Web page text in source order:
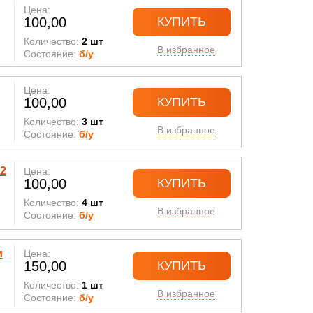
Цена:
100,00
Количество: 2 шт
Состояние: б/у
КУПИТЬ
В избранное
Цена:
100,00
Количество: 3 шт
Состояние: б/у
КУПИТЬ
В избранное
Цена:
100,00
Количество: 4 шт
Состояние: б/у
КУПИТЬ
В избранное
Цена:
150,00
Количество: 1 шт
Состояние: б/у
КУПИТЬ
В избранное